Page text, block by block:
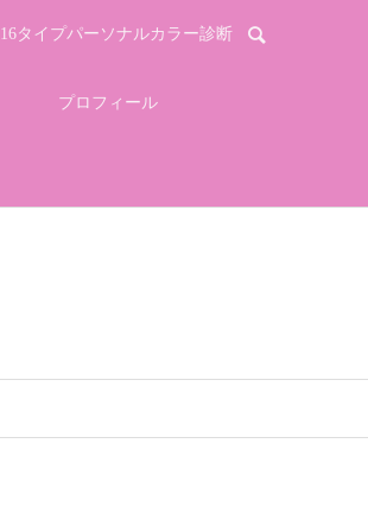
16タイプパーソナルカラー診断
プロフィール